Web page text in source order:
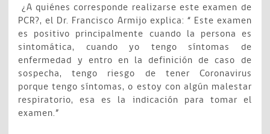
¿A quiénes corresponde realizarse este examen de
PCR?, el Dr. Francisco Armijo explica: “ Este examen
es positivo principalmente cuando la persona es
sintomática, cuando yo tengo síntomas de
enfermedad y entro en la definición de caso de
sospecha, tengo riesgo de tener Coronavirus
porque tengo síntomas, o estoy con algún malestar
respiratorio, esa es la indicación para tomar el
examen.”